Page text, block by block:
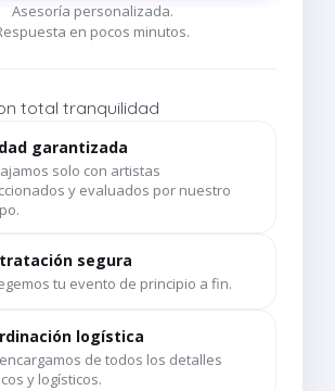
Asesoría personalizada.
en pocos minutos.
total tranquilidad
garantizada
solo con artistas
y evaluados por nuestro
segura
tu evento de principio a fin.
logística
de todos los detalles
y logísticos.